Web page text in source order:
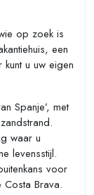
op zoek is
een
u uw eigen
Spanje’, met
waar u
levensstijl.
voor
Brava.